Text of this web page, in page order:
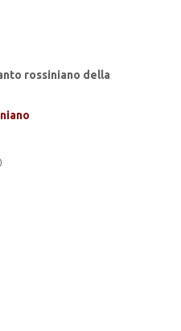
rossiniano della